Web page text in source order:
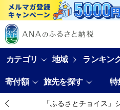
カテゴリ 地域 ランキン
寄付額 旅先を探す 特
「ふるさとチョイス」